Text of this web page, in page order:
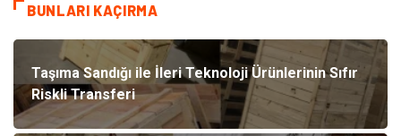
BUNLARI KAÇIRMA
Taşıma Sandığı ile İleri Teknoloji Ürünlerinin Sıfır
Riskli Transferi